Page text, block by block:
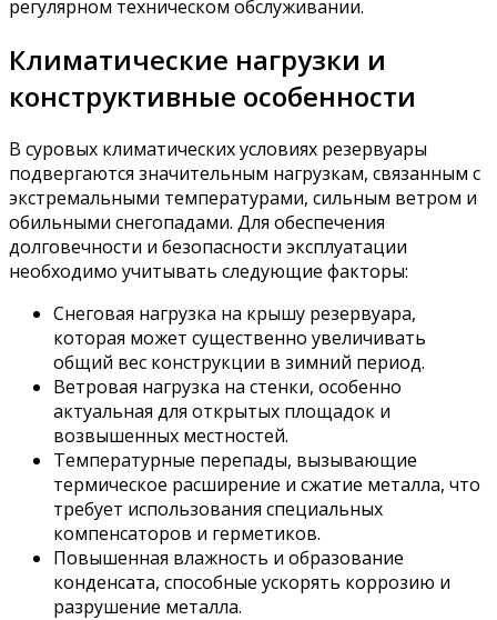
регулярном техническом обслуживании.
Климатические нагрузки и
конструктивные особенности
В суровых климатических условиях резервуары
подвергаются значительным нагрузкам, связанным с
экстремальными температурами, сильным ветром и
обильными снегопадами. Для обеспечения
долговечности и безопасности эксплуатации
необходимо учитывать следующие факторы:
Снеговая нагрузка на крышу резервуара,
которая может существенно увеличивать
общий вес конструкции в зимний период.
Ветровая нагрузка на стенки, особенно
актуальная для открытых площадок и
возвышенных местностей.
Температурные перепады, вызывающие
термическое расширение и сжатие металла, что
требует использования специальных
компенсаторов и герметиков.
Повышенная влажность и образование
конденсата, способные ускорять коррозию и
разрушение металла.